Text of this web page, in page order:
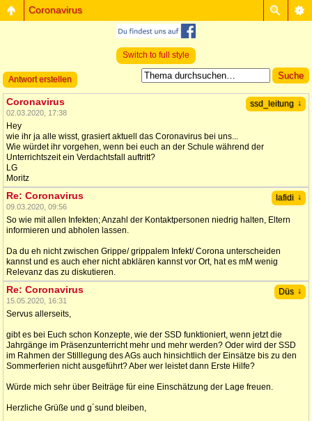
Coronavirus
Switch to full style
Antwort erstellen
ssd_leitung ↓
Coronavirus
02.03.2020, 17:38
Hey
wie ihr ja alle wisst, grasiert aktuell das Coronavirus bei uns...
Wie würdet ihr vorgehen, wenn bei euch an der Schule während der
Unterrichtszeit ein Verdachtsfall auftritt?
LG
Moritz
lafidi ↓
Re: Coronavirus
09.03.2020, 09:56
So wie mit allen Infekten; Anzahl der Kontaktpersonen niedrig halten, Eltern
informieren und abholen lassen.
Da du eh nicht zwischen Grippe/ grippalem Infekt/ Corona unterscheiden
kannst und es auch eher nicht abklären kannst vor Ort, hat es mM wenig
Relevanz das zu diskutieren.
Düs ↓
Re: Coronavirus
15.05.2020, 16:31
Servus allerseits,
gibt es bei Euch schon Konzepte, wie der SSD funktioniert, wenn jetzt die
Jahrgänge im Präsenzunterricht mehr und mehr werden? Oder wird der SSD
im Rahmen der Stilllegung des AGs auch hinsichtlich der Einsätze bis zu den
Sommerferien nicht ausgeführt? Aber wer leistet dann Erste Hilfe?
Würde mich sehr über Beiträge für eine Einschätzung der Lage freuen.
Herzliche Grüße und g´sund bleiben,